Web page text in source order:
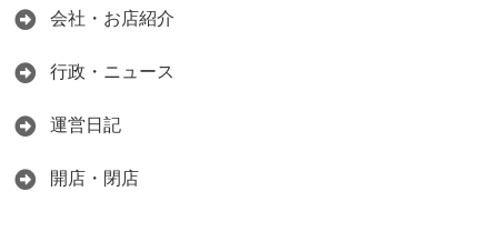
会社・お店紹介
行政・ニュース
運営日記
開店・閉店